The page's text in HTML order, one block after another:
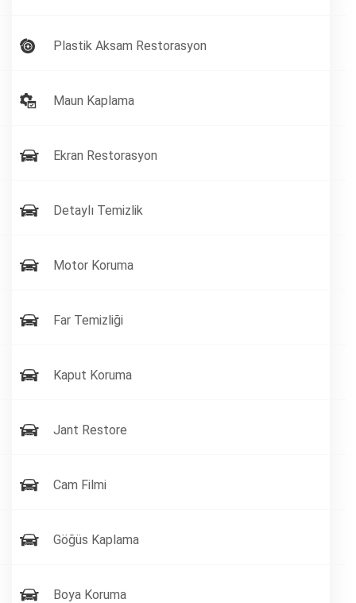
Plastik Aksam Restorasyon
Maun Kaplama
Ekran Restorasyon
Detaylı Temizlik
Motor Koruma
Far Temizliği
Kaput Koruma
Jant Restore
Cam Filmi
Göğüs Kaplama
Boya Koruma